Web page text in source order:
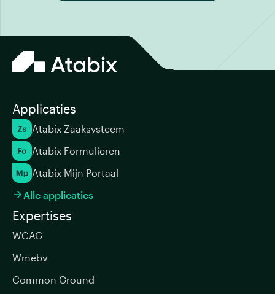
Applicaties
Atabix Zaaksysteem
Atabix Formulieren
Atabix Mijn Portaal
 Alle applicaties
Expertises
WCAG
Wmebv
Common Ground